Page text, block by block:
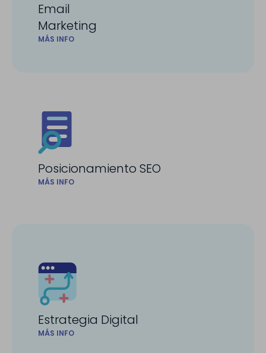
Email
Marketing
MÁS INFO
Posicionamiento SEO
MÁS INFO
Estrategia Digital
MÁS INFO